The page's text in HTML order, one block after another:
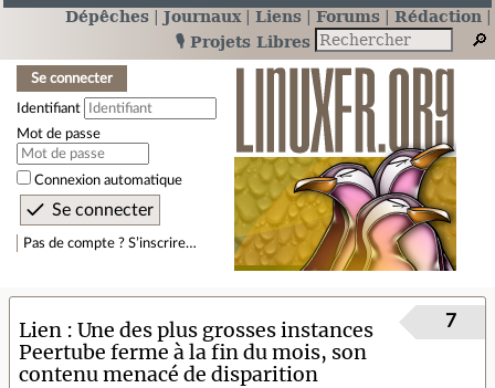
Dépêches Journaux Liens Forums
Rédaction
🎙️ Projets Libres
Se connecter
Identifiant
Mot de passe
Connexion automatique
Pas de compte ? S’inscrire…
Lien
Une des plus grosses instances
Peertube ferme à la fin du mois, son
contenu menacé de disparition
7